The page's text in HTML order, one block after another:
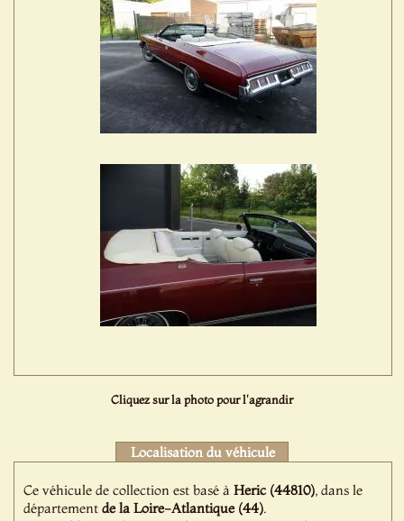
Cliquez sur la photo pour l'agrandir
Localisation du véhicule
Ce véhicule de collection est basé àHeric (44810), dans le
départementde la Loire-Atlantique (44).